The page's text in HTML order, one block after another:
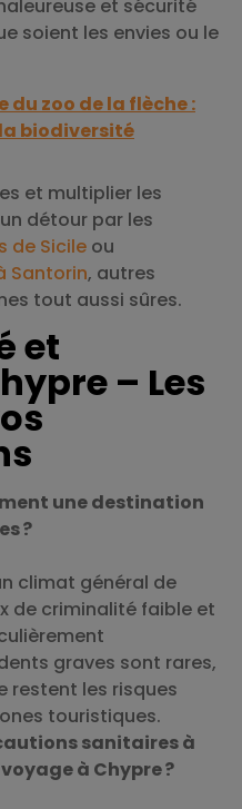
et sécurité
soient les envies ou le
du zoo de la flèche :
biodiversité
et multiplier les
détour par les
de Sicile ou
Santorin, autres
tout aussi sûres.
et
– Les
une destination
?
climat général de
de criminalité faible et
graves sont rares,
restent les risques
touristiques.
sanitaires à
à Chypre ?